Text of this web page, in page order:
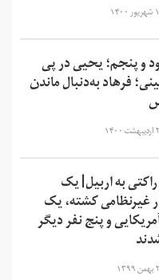
و پنجم؛ یحیی در پی
فرهاد به‌دنبال ماندن
به اربیل| یک
غیرنظامی کشته، یک
و پنج نفر دیگر